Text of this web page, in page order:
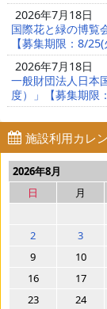
2026年7月18日
国際花と緑の博覧
【募集期限：8/25(
2026年7月18日
一般財団法人日本
度）」【募集期限
施設利用カレ
2026年8月
日
月
2
3
9
10
16
17
23
24